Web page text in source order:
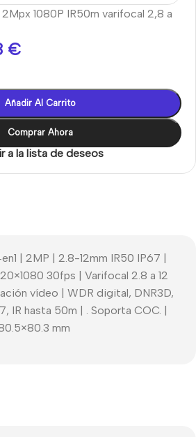
2Mpx 1080P IR50m varifocal 2,8 a
€
Añadir Al Carrito
Comprar Ahora
a la lista de deseos
| 2MP | 2.8-12mm IR50 IP67 |
30fps | Varifocal 2.8 a 12
vídeo | WDR digital, DNR3D,
IR hasta 50m | . Soporta COC. |
mm